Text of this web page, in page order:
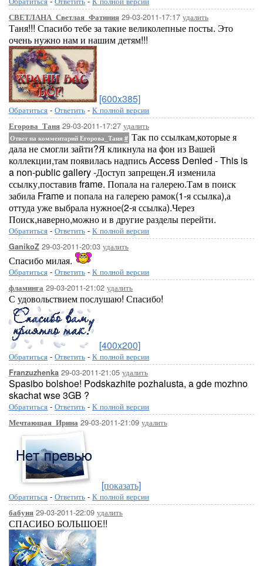
СВЕТЛАНА_Светлая_Фатиния 29-03-2011-17:17 удалить
Таня!!! Спасибо тебе за такие великолепные посты. Это
очень нужно нам и нашим детям!!!
[600x385]
Обратиться - Ответить - К полной версии
Егорова_Таня 29-03-2011-17:27 удалить
Ответ на комментарий Егорова_Таня # Так по ссылкам,которые я
дала не смогли зайти?Я кликнула на фон из Вашей
коллекции,там появилась надпись Access Denied - This is
a non-public gallery -Доступ запрещен.Я изменила
ссылку,поставив frame. Попала на галерею.Там в поиск
забила Frame и попала на галерею рамок(1-я ссылка),а
оттуда уже выбрала нужное(2-я ссылка).Через
Поиск,наверно,можно и в другие разделы перейти.
Обратиться - Ответить - К полной версии
GanikoZ 29-03-2011-20:03 удалить
Спасибо милая.
Обратиться - Ответить - К полной версии
фламинга 29-03-2011-21:02 удалить
С удовольствием послушаю! Спасибо!
[400x200]
Обратиться - Ответить - К полной версии
Franzuzhenka 29-03-2011-21:05 удалить
Spasibo bolshoe! Podskazhite pozhalusta, a gde mozhno
skachat wse 3GB ?
Обратиться - Ответить - К полной версии
Мечтающая_Ирина 29-03-2011-21:09 удалить
[показать]
Обратиться - Ответить - К полной версии
бабуня 29-03-2011-22:09 удалить
СПАСИБО БОЛЬШОЕ!!